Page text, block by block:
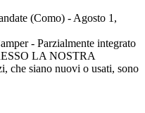
(Como) - Agosto 1,
- Parzialmente integrato
LA NOSTRA
che siano nuovi o usati, sono